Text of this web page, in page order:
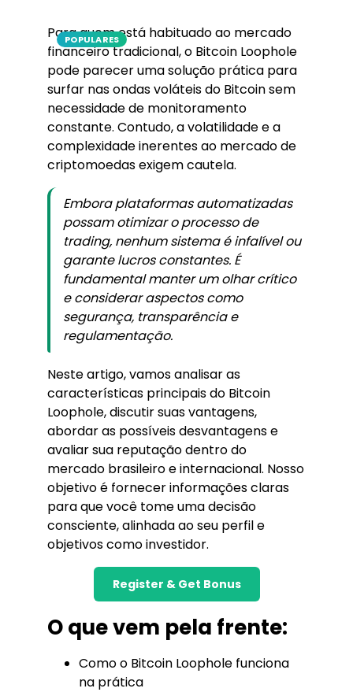
POPULARES
Para quem está habituado ao mercado
financeiro tradicional, o Bitcoin Loophole
pode parecer uma solução prática para
surfar nas ondas voláteis do Bitcoin sem
necessidade de monitoramento
constante. Contudo, a volatilidade e a
complexidade inerentes ao mercado de
criptomoedas exigem cautela.
Embora plataformas automatizadas
possam otimizar o processo de
trading, nenhum sistema é infalível ou
garante lucros constantes. É
fundamental manter um olhar crítico
e considerar aspectos como
segurança, transparência e
regulamentação.
Neste artigo, vamos analisar as
características principais do Bitcoin
Loophole, discutir suas vantagens,
abordar as possíveis desvantagens e
avaliar sua reputação dentro do
mercado brasileiro e internacional. Nosso
objetivo é fornecer informações claras
para que você tome uma decisão
consciente, alinhada ao seu perfil e
objetivos como investidor.
Register & Get Bonus
O que vem pela frente:
Como o Bitcoin Loophole funciona
na prática